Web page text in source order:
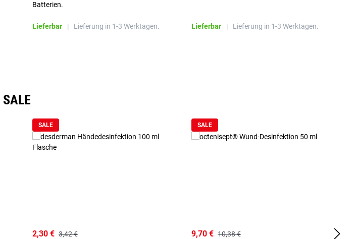
Batterien.
Lieferbar | Lieferung in 1-3 Werktagen. Lieferbar | Lieferung in 1-3 Werktagen.
SALE
SALE
2,30 € 3,42 €
SALE
9,70 € 10,38 €